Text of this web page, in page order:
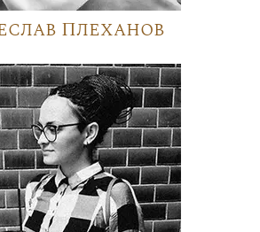
Плеханов